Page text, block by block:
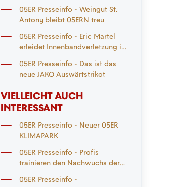
Auswärtsspiel
Mönchengladbach
05ER Presseinfo - Weingut St.
Antony bleibt 05ERN treu
05ER Presseinfo - Eric Martel
erleidet Innenbandverletzung im
05ER Presseinfo - Das ist das
neue JAKO Auswärtstrikot
VIELLEICHT AUCH
INTERESSANT
05ER Presseinfo - Neuer 05ER
KLIMAPARK
05ER Presseinfo - Profis
trainieren den Nachwuchs der
05ER Presseinfo -